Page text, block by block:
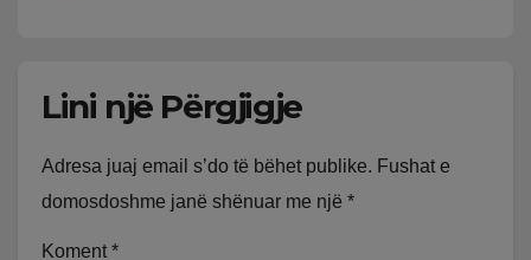
Lini një Përgjigje
Adresa juaj email s’do të bëhet publike. Fushat e
domosdoshme janë shënuar me një *
Koment *